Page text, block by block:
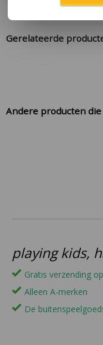
Gerelateerde
Andere producten
playing kids,
Gratis verzending
Alleen A-merken
De